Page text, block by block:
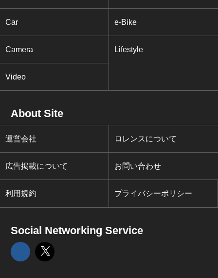
Car e-Bike
Camera Lifestyle
Video
About Site
運営会社 ロレンスについて
広告掲載について お問い合わせ
利用規約 プライバシーポリシー
Social Networking Service